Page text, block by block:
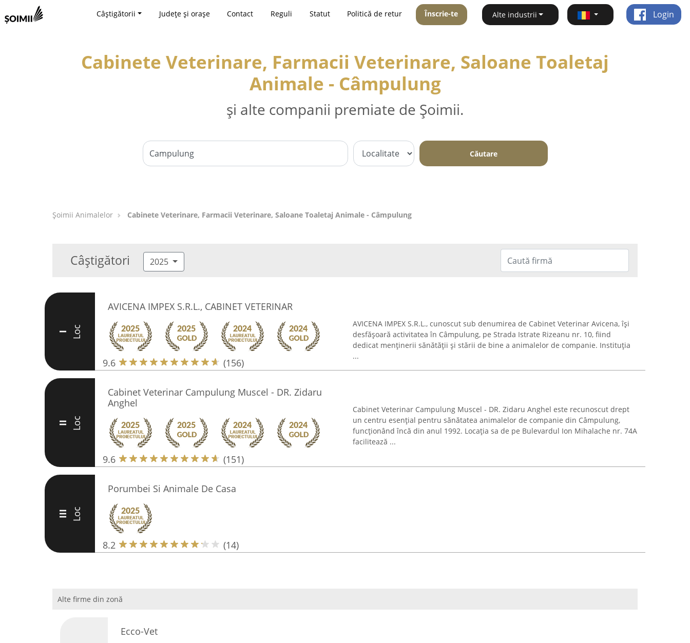
Câștigătorii Județe și orașe Contact Reguli Statut Politică de retur Înscrie-te Alte industrii Login
Cabinete Veterinare, Farmacii Veterinare, Saloane Toaletaj
Animale - Câmpulung
și alte companii premiate de Șoimii.
Căutare
Şoimii Animalelor Cabinete Veterinare, Farmacii Veterinare, Saloane Toaletaj Animale - Câmpulung
Câștigători 2025
I Loc
AVICENA IMPEX S.R.L., CABINET VETERINAR
9.6 (156)
AVICENA IMPEX S.R.L., cunoscut sub denumirea de Cabinet Veterinar Avicena, își
desfășoară activitatea în Câmpulung, pe Strada Istrate Rizeanu nr. 10, fiind
dedicat menținerii sănătății și stării de bine a animalelor de companie. Instituția
...
II Loc
Cabinet Veterinar Campulung Muscel - DR. Zidaru
Anghel
9.6 (151)
Cabinet Veterinar Campulung Muscel - DR. Zidaru Anghel este recunoscut drept
un centru esențial pentru sănătatea animalelor de companie din Câmpulung,
funcționând încă din anul 1992. Locația sa de pe Bulevardul Ion Mihalache nr. 74A
facilitează ...
III Loc
Porumbei Si Animale De Casa
8.2 (14)
Alte firme din zonă
Ecco-Vet